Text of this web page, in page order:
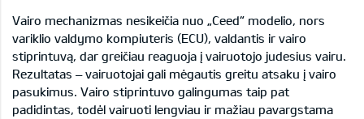
Vairo mechanizmas nesikeičia nuo „Ceed“ modelio, nors
variklio valdymo kompiuteris (ECU), valdantis ir vairo
stiprintuvą, dar greičiau reaguoja į vairuotojo judesius vairu.
Rezultatas – vairuotojai gali mėgautis greitu atsaku į vairo
pasukimus. Vairo stiprintuvo galingumas taip pat
padidintas, todėl vairuoti lengviau ir mažiau pavargstama